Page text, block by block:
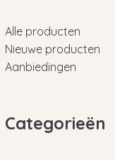
Alle producten
Nieuwe producten
Aanbiedingen
Categorieën